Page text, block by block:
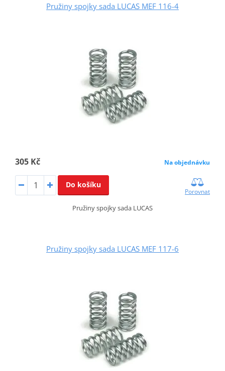
Pružiny spojky sada LUCAS MEF 116-4
305 Kč Na objednávku
Do košíku
Porovnat
Pružiny spojky sada LUCAS
Pružiny spojky sada LUCAS MEF 117-6